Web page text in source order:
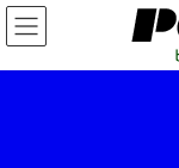
コ
ン
ナ
ビ